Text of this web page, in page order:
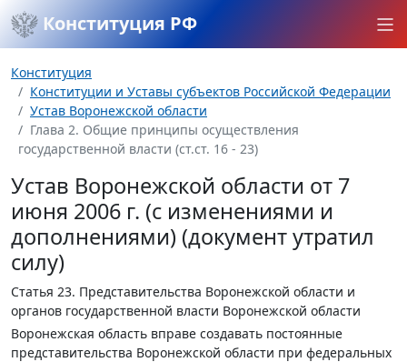
Конституция РФ
Конституция
Конституции и Уставы субъектов Российской Федерации
Устав Воронежской области
Глава 2. Общие принципы осуществления
государственной власти (ст.ст. 16 - 23)
Устав Воронежской области от 7
июня 2006 г. (с изменениями и
дополнениями) (документ утратил
силу)
Статья 23. Представительства Воронежской области и
органов государственной власти Воронежской области
Воронежская область вправе создавать постоянные
представительства Воронежской области при федеральных